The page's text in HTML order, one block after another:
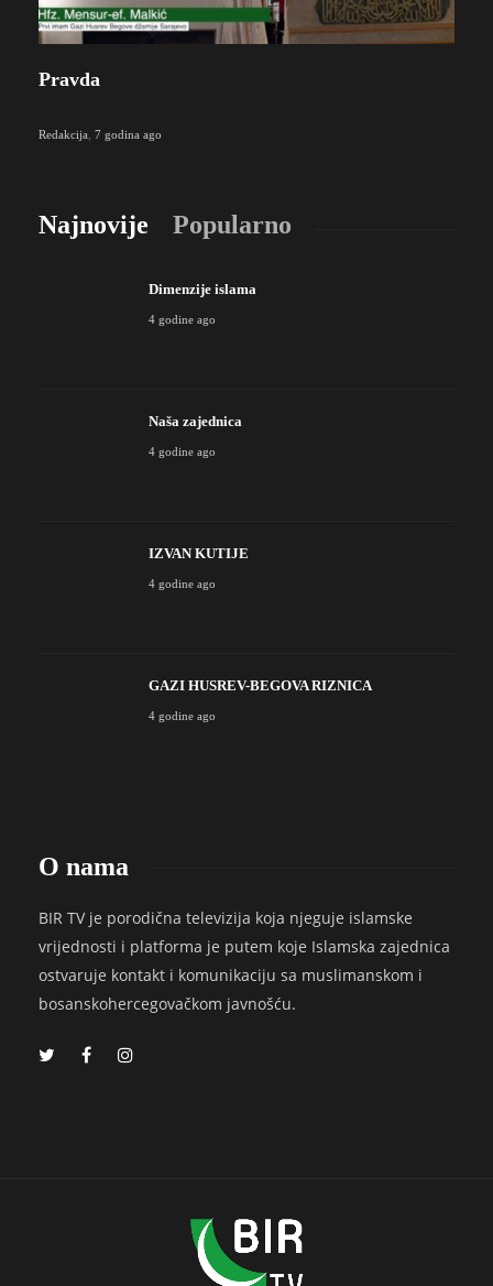
Pravda
Redakcija 7 godina ago
Najnovije Popularno
Dimenzije islama
4 godine ago
Naša zajednica
4 godine ago
IZVAN KUTIJE
4 godine ago
GAZI HUSREV-BEGOVA RIZNICA
4 godine ago
O nama
BIR TV je porodična televizija koja njeguje islamske
vrijednosti i platforma je putem koje Islamska zajednica
ostvaruje kontakt i komunikaciju sa muslimanskom i
bosanskohercegovačkom javnošću.